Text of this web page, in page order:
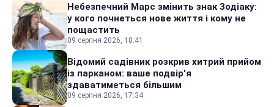
Небезпечний Марс змінить знак Зодіаку:
у кого почнеться нове життя і кому не
пощастить
09 серпня 2026, 18:41
Відомий садівник розкрив хитрий прийом
із парканом: ваше подвір'я
здаватиметься більшим
09 серпня 2026, 17:34